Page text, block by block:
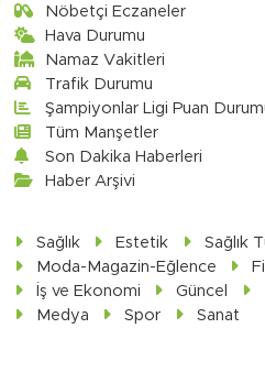
Nöbetçi Eczaneler
Hava Durumu
Namaz Vakitleri
Trafik Durumu
Şampiyonlar Ligi Puan
Tüm Manşetler
Son Dakika Haberleri
Haber Arşivi
Sağlık Estetik
Sağlık
Moda-Magazin-Eğlence
İş ve Ekonomi
Güncel
Medya
Spor Sanat